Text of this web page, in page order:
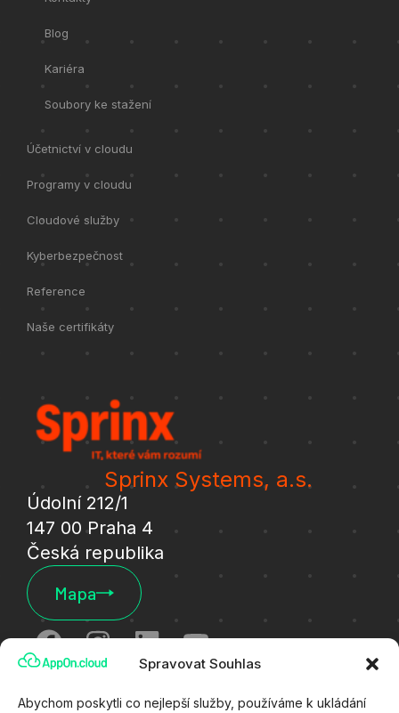
Spravovat Souhlas
Abychom poskytli co nejlepší služby, používáme k ukládání
Blog
Kariéra
Soubory ke stažení
Účetnictví v cloudu
Programy v cloudu
Cloudové služby
Kyberbezpečnost
Reference
Naše certifikáty
Sprinx Systems, a.s.
Údolní 212/1
147 00 Praha 4
Česká republika
Mapa
Cookies